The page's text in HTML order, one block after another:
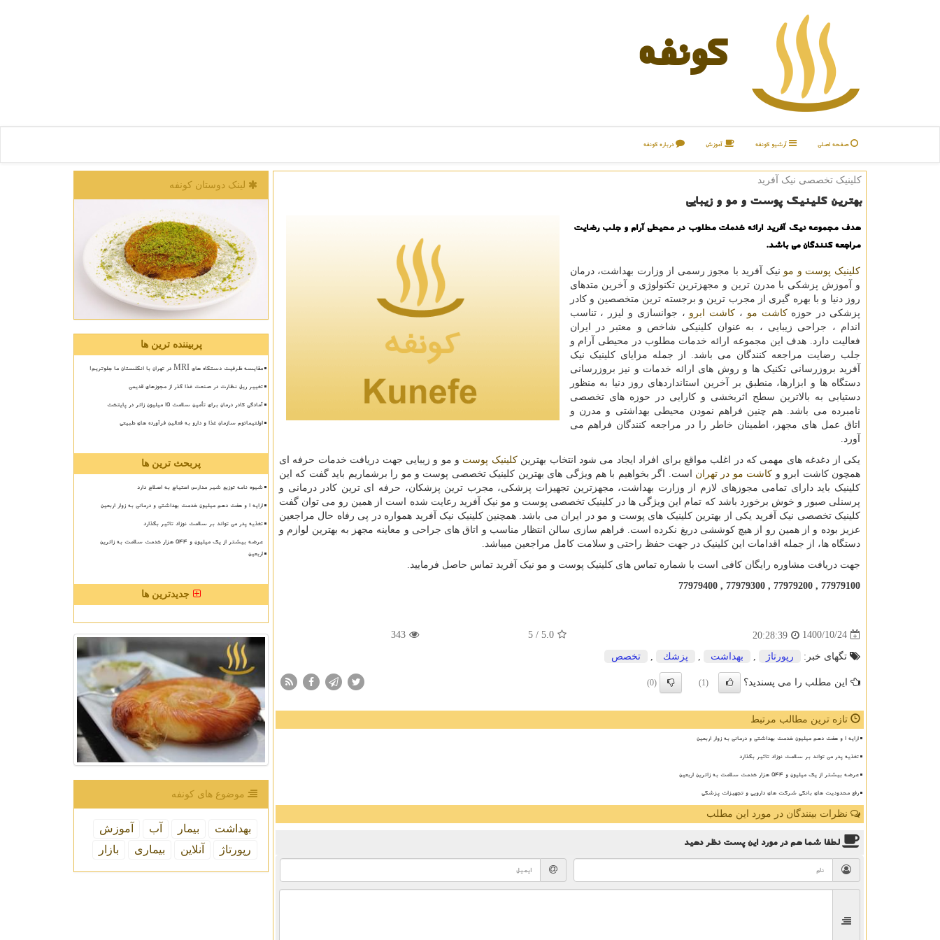
كونفه
صفحه اصلی آرشیو كونفه آموزش درباره كونفه
کلینیک تخصصی نیک آفرید
بهترین کلینیک پوست و مو و زیبایی
هدف مجموعه نیک آفرید ارائه خدمات مطلوب در محیطی آرام و جلب رضایت
مراجعه کنندگان می باشد.
کلینیک پوست و مو نیک آفرید با مجوز رسمی از وزارت بهداشت، درمان
و آموزش پزشکی با مدرن ترین و مجهزترین تکنولوژی و آخرین متدهای
روز دنیا و با بهره گیری از مجرب ترین و برجسته ترین متخصصین و کادر
پزشکی در حوزهکاشت مو ، کاشت ابرو ، جوانسازی و لیزر ، تناسب
اندام ، جراحی زیبایی ، به عنوان کلینیکی شاخص و معتبر در ایران
فعالیت دارد. هدف این مجموعه ارائه خدمات مطلوب در محیطی آرام و
جلب رضایت مراجعه کنندگان می باشد. از جمله مزایای کلینیک نیک
آفرید بروزرسانی تکنیک ها و روش های ارائه خدمات و نیز بروزرسانی
دستگاه ها و ابزارها، منطبق بر آخرین استانداردهای روز دنیا به منظور
دستیابی به بالاترین سطح اثربخشی و کارایی در حوزه های تخصصی
نامبرده می باشد. هم چنین فراهم نمودن محیطی بهداشتی و مدرن و
اتاق عمل های مجهز، اطمینان خاطر را در مراجعه کنندگان فراهم می
آورد.
یکی از دغدغه های مهمی که در اغلب مواقع برای افراد ایجاد می شود انتخاب بهترینکلینیک پوست و مو و زیبایی جهت دریافت خدمات حرفه ای
همچون کاشت ابرو و کاشت مو در تهران است. اگر بخواهیم با هم ویژگی های بهترین کلینیک تخصصی پوست و مو را برشماریم باید گفت که این
کلینیک باید دارای تمامی مجوزهای لازم از وزارت بهداشت، مجهزترین تجهیزات پزشکی، مجرب ترین پزشکان، حرفه ای ترین کادر درمانی و
پرسنلی صبور و خوش برخورد باشد که تمام این ویژگی ها در کلینیک تخصصی پوست و مو نیک آفرید رعایت شده است از همین رو می توان گفت
کلینیک تخصصی نیک آفرید یکی از بهترین کلینیک های پوست و مو در ایران می باشد. همچنین کلینیک نیک آفرید همواره در پی رفاه حال مراجعین
عزیز بوده و از همین رو از هیچ کوششی دریغ نکرده است. فراهم سازی سالن انتظار مناسب و اتاق های جراحی و معاینه مجهز به بهترین لوازم و
دستگاه ها، از جمله اقدامات این کلینیک در جهت حفظ راحتی و سلامت کامل مراجعین میباشد.
جهت دریافت مشاوره رایگان کافی است با شماره تماس های کلینیک پوست و مو نیک آفرید تماس حاصل فرمایید.
77979400 , 77979300 , 77979200 , 77979100
1400/10/24
20:28:39
5.0
/ 5
343
تگهای خبر: رپورتاژ بهداشت پزشك تخصص
این مطلب را می پسندید؟ (1)
(0)
تازه ترین مطالب مرتبط
ارایه ۱ و هفت دهم میلیون خدمت بهداشتی و درمانی به زوار اربعین
تغذیه پدر می تواند بر سلامت نوزاد تاثیر بگذارد
عرضه بیشتر از یک میلیون و ۵۴۴ هزار خدمت سلامت به زائرین اربعین
رفع محدودیت های بانکی شرکت های دارویی و تجهیزات پزشکی
نظرات بینندگان در مورد این مطلب
لطفا شما همدر مورد این پستنظر دهید
لینک دوستان كونفه
پربیننده ترین ها
مقایسه ظرفیت دستگاه های MRI در تهران با انگلستان ما جلوتریم!
تغییر ریل نظارت در صنعت غذا گذر از مجوزهای قدیمی
آمادگی کادر درمان برای تأمین سلامت 15 میلیون زائر در پایتخت
اولتیماتوم سازمان غذا و دارو به فعالین فرآورده های طبیعی
پربحث ترین ها
شیوه نامه توزیع شیر مدارس احتیاج به اصلاح دارد
ارایه ۱ و هفت دهم میلیون خدمت بهداشتی و درمانی به زوار اربعین
تغذیه پدر می تواند بر سلامت نوزاد تاثیر بگذارد
عرضه بیشتر از یک میلیون و ۵۴۴ هزار خدمت سلامت به زائرین
اربعین
جدیدترین ها
موضوع های كونفه
بهداشت بیمار آب
آموزش
رپورتاژ
آنلاین بیماری بازار